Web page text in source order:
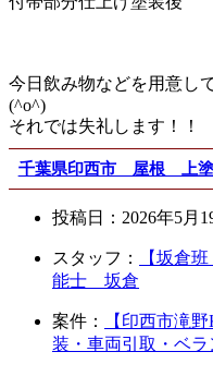
今日飲み物などを用意し
(^o^)
それでは失礼します！！
千葉県印西市 屋根 上
投稿日： 2026年5月
スタッフ：
【坂倉
能士 坂倉
案件：
【印西市滝
装・車両引取・ベ